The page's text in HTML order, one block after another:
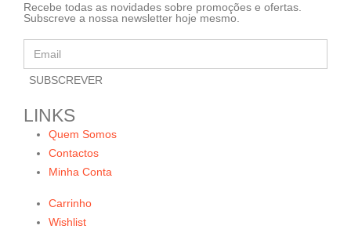
Recebe todas as novidades sobre promoções e ofertas.
Subscreve a nossa newsletter hoje mesmo.
LINKS
Quem Somos
Contactos
Minha Conta
Carrinho
Wishlist